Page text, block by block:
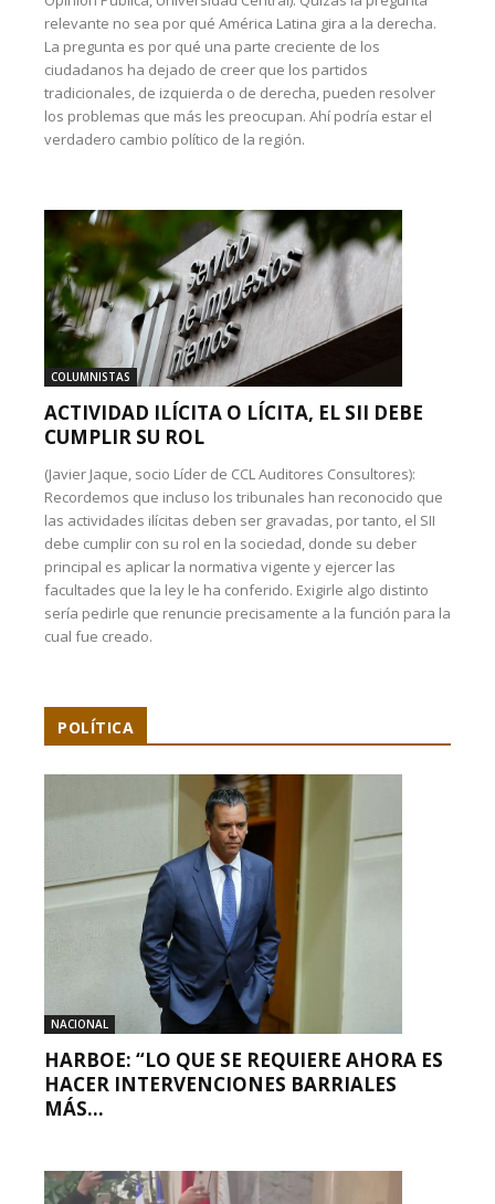
relevante no sea por qué América Latina gira a la derecha.
La pregunta es por qué una parte creciente de los
ciudadanos ha dejado de creer que los partidos
tradicionales, de izquierda o de derecha, pueden resolver
los problemas que más les preocupan. Ahí podría estar el
verdadero cambio político de la región.
COLUMNISTAS
ACTIVIDAD ILÍCITA O LÍCITA, EL SII DEBE
CUMPLIR SU ROL
(Javier Jaque, socio Líder de CCL Auditores Consultores):
Recordemos que incluso los tribunales han reconocido que
las actividades ilícitas deben ser gravadas, por tanto, el SII
debe cumplir con su rol en la sociedad, donde su deber
principal es aplicar la normativa vigente y ejercer las
facultades que la ley le ha conferido. Exigirle algo distinto
sería pedirle que renuncie precisamente a la función para la
cual fue creado.
POLÍTICA
NACIONAL
HARBOE: “LO QUE SE REQUIERE AHORA ES
HACER INTERVENCIONES BARRIALES
MÁS...